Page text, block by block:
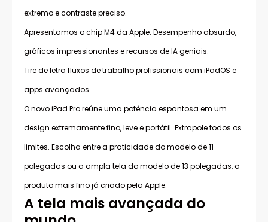
extremo e contraste preciso.
Apresentamos o chip M4 da Apple. Desempenho absurdo,
gráficos impressionantes e recursos de IA geniais.
Tire de letra fluxos de trabalho profissionais com iPadOS e
apps avançados.
O novo iPad Pro reúne uma potência espantosa em um
design extremamente fino, leve e portátil. Extrapole todos os
limites. Escolha entre a praticidade do modelo de 11
polegadas ou a ampla tela do modelo de 13 polegadas, o
produto mais fino já criado pela Apple.
A tela mais avançada do